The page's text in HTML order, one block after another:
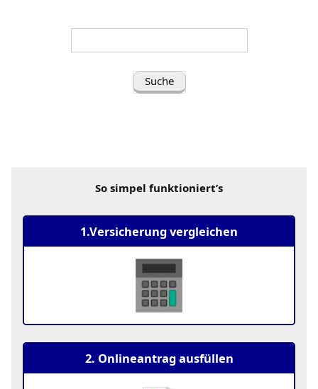
(Frage/Stichwort
So simpel funktioniert’s
1.Versicherung vergleichen
2. Onlineantrag ausfüllen